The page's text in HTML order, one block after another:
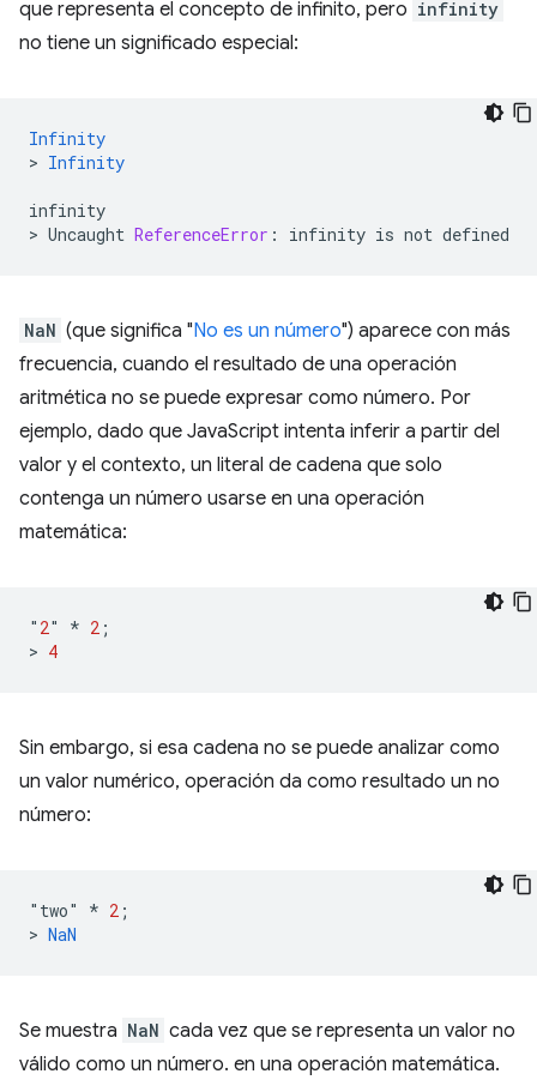
que representa el concepto de infinito, pero infinity
no tiene un significado especial:
Infinity
> Infinity
infinity
> Uncaught ReferenceError : infinity is not defined
NaN (que significa "No es un número") aparece con más
frecuencia, cuando el resultado de una operación
aritmética no se puede expresar como número. Por
ejemplo, dado que JavaScript intenta inferir a partir del
valor y el contexto, un literal de cadena que solo
contenga un número usarse en una operación
matemática:
" 2" * 2 ;
> 4
Sin embargo, si esa cadena no se puede analizar como
un valor numérico, operación da como resultado un no
número:
" two" * 2 ;
> NaN
Se muestra NaN cada vez que se representa un valor no
válido como un número. en una operación matemática.